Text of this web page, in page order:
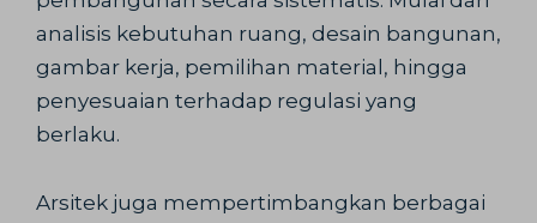
analisis kebutuhan ruang, desain bangunan,
gambar kerja, pemilihan material, hingga
penyesuaian terhadap regulasi yang
berlaku.
Arsitek juga mempertimbangkan berbagai